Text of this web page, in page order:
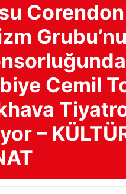
Corendon
Cemil
–